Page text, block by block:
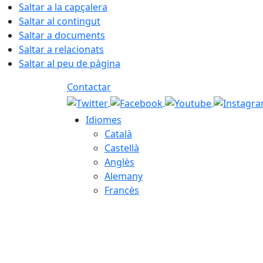
Saltar a la capçalera
Saltar al contingut
Saltar a documents
Saltar a relacionats
Saltar al peu de pàgina
Contactar
Idiomes
Català
Castellà
Anglès
Alemany
Francès